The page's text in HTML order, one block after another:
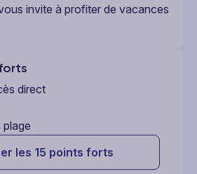
invite à profiter de vacances
direct
plage
les 15 points forts